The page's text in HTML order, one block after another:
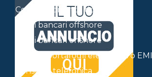
Contratti di tutti i tipi
Conti bancari offshore
Conti bancari onshore
Conti in portafogli elettronici o EMI
Consulta telefonica